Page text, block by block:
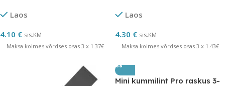
Laos
4.10 € sis.KM
Maksa kolmes võrdses osas 3 x 1.37€
Laos
4.30 € sis.KM
Maksa kolmes võrdses osas 3 x 1.43€
Mini kummilint Pro raskus 3-